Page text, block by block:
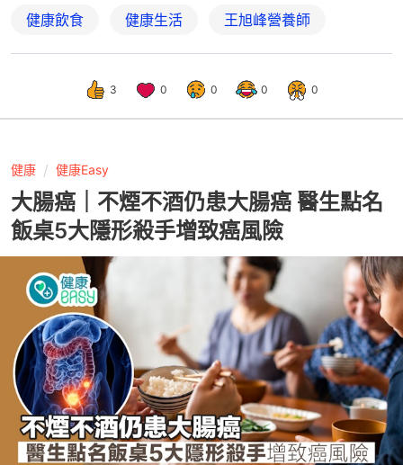
健康飲食 健康生活 王旭峰營養師
3 0 0 0 0
健康 健康Easy
大腸癌｜不煙不酒仍患大腸癌 醫生點名
飯桌5大隱形殺手增致癌風險